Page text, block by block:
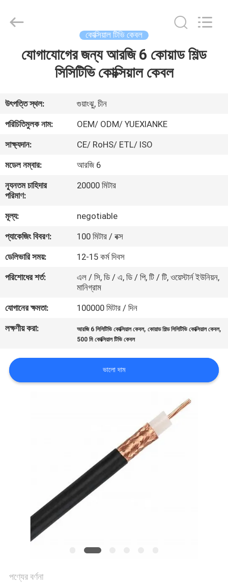
ভিডিও
আমাদের
সম্পর্কে
ভ্রমণ
মান
নিয়ন্ত্রণ
যোগাযোগ
করুন
খবর
Industry
কোক্সিয়াল টিভি কেবল
যোগাযোগের জন্য আরজি 6 কোয়াড শিল্ড
সিসিটিভি কোক্সিয়াল কেবল
উৎপত্তি স্থল:
গুয়াংঝু, চীন
পরিচিতিমুলক নাম:
OEM/ ODM/ YUEXIANKE
সাক্ষ্যদান:
CE/ RoHS/ ETL/ ISO
মডেল নম্বার:
আরজি 6
ন্যূনতম চাহিদার
পরিমাণ:
20000 মিটার
মূল্য:
negotiable
প্যাকেজিং বিবরণ:
100 মিটার / বক্স
ডেলিভারি সময়:
12-15 কর্ম দিবস
পরিশোধের শর্ত:
এল / সি, ডি / এ, ডি / পি, টি / টি, ওয়েস্টার্ন ইউনিয়ন,
মানিগ্রাম
যোগানের ক্ষমতা:
100000 মিটার / দিন
লক্ষণীয় করা:
আরজি 6 সিসিটিভি কোক্সিয়াল কেবল,কোয়াড শিল্ড সিসিটিভি কোক্সিয়াল কেবল,
500 মি কোক্সিয়াল টিভি কেবল
ভালো দাম
পণ্যের বর্ণনা